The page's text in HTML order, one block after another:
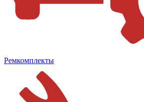
Ремкомплекты